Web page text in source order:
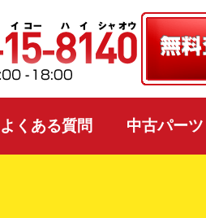
よくある質問 中古パーツ